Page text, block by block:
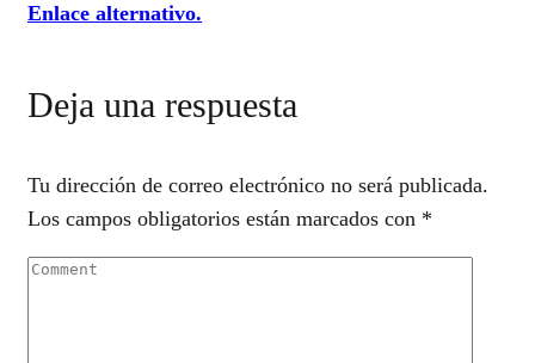
Enlace alternativo.
Deja una respuesta
Tu dirección de correo electrónico no será publicada.
Los campos obligatorios están marcados con *